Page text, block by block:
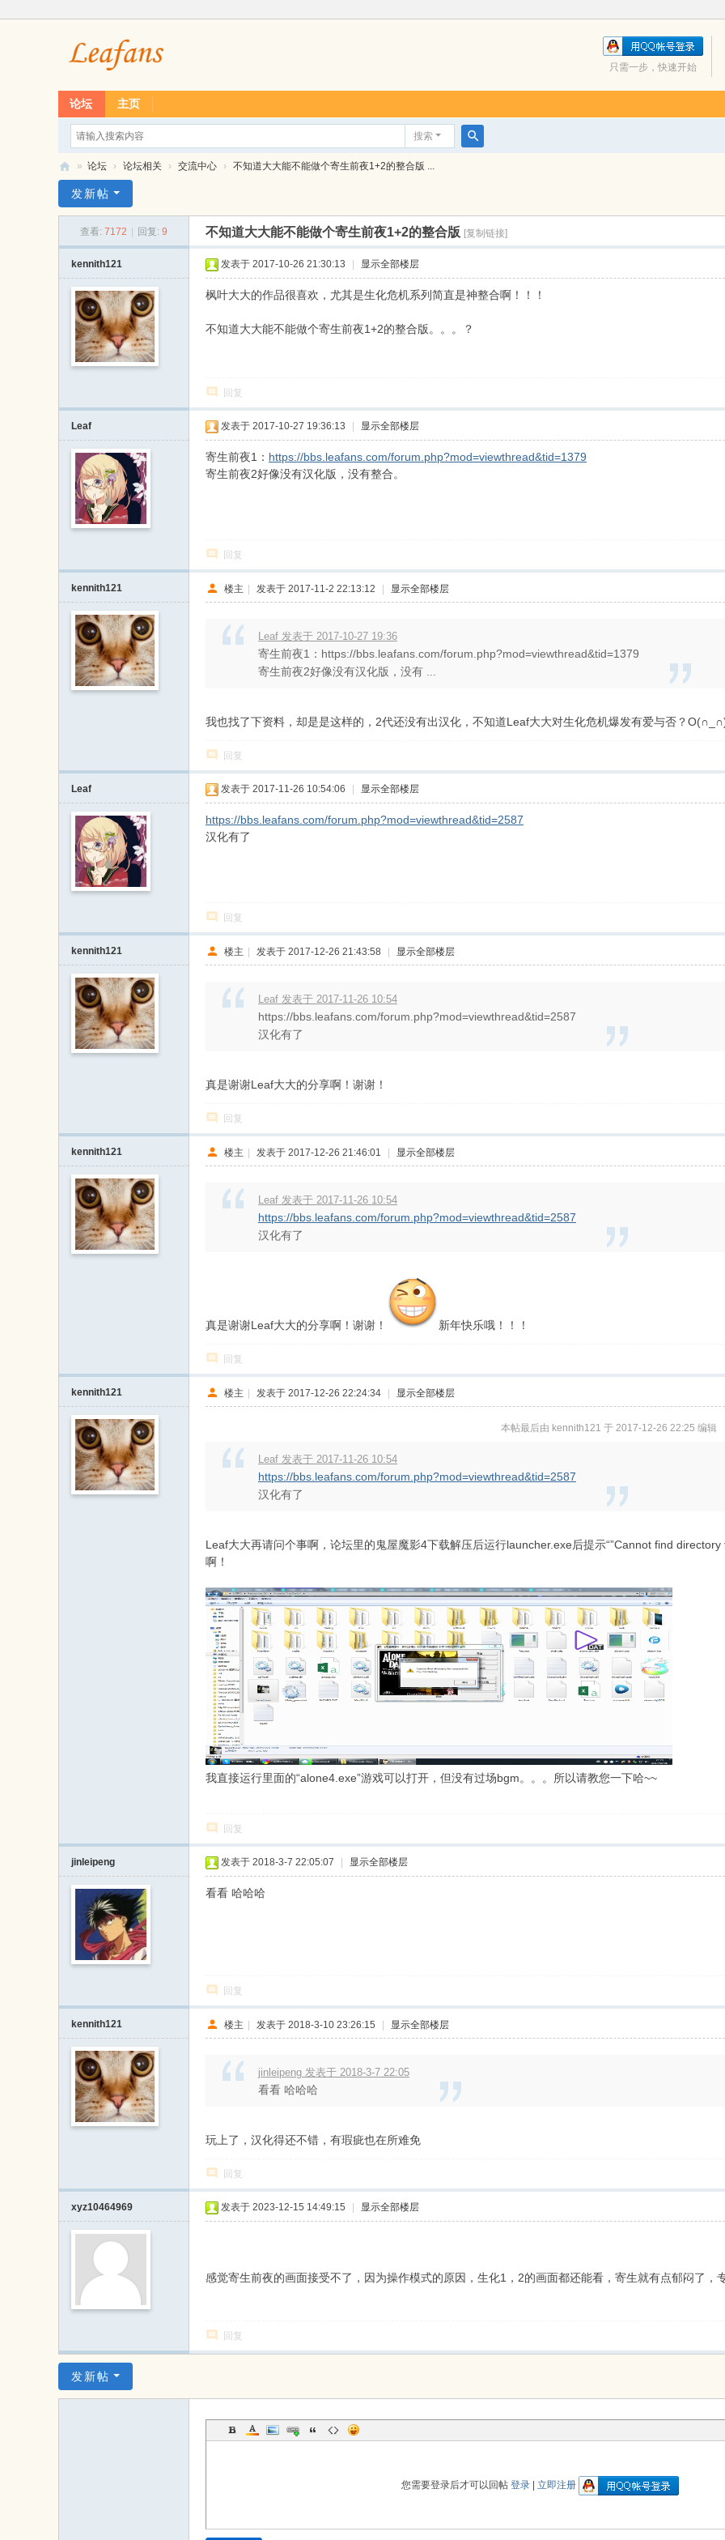
只需一步，快速开始
论坛 主页
搜索
ea
» 论坛 › 论坛相关 › 交流中心 › 不知道大大能不能做个寄生前夜1+2的整合版 ...
发新帖
查看: 7172 回复: 9 不知道大大能不能做个寄生前夜1+2的整合版 [复制链接]
kennith121 发表于 2017-10-26 21:30:13 显示全部楼层
枫叶大大的作品很喜欢，尤其是生化危机系列简直是神整合啊！！！
不知道大大能不能做个寄生前夜1+2的整合版。。。？
回复
Leaf 发表于 2017-10-27 19:36:13 显示全部楼层
寄生前夜1： https://bbs.leafans.com/forum.php?mod=viewthread&tid=1379
寄生前夜2好像没有汉化版，没有整合。
回复
kennith121 楼主 | 发表于 2017-11-2 22:13:12 | 显示全部楼层
Leaf 发表于 2017-10-27 19:36
寄生前夜1：https://bbs.leafans.com/forum.php?mod=viewthread&tid=1379
寄生前夜2好像没有汉化版，没有 ...
我也找了下资料，却是是这样的，2代还没有出汉化，不知道Leaf大大对生化危机爆发有爱与否？
回复
Leaf 发表于 2017-11-26 10:54:06 显示全部楼层
https://bbs.leafans.com/forum.php?mod=viewthread&tid=2587
汉化有了
回复
kennith121 楼主 | 发表于 2017-12-26 21:43:58 | 显示全部楼层
Leaf 发表于 2017-11-26 10:54
https://bbs.leafans.com/forum.php?mod=viewthread&tid=2587
汉化有了
真是谢谢Leaf大大的分享啊！谢谢！
回复
kennith121 楼主 | 发表于 2017-12-26 21:46:01 | 显示全部楼层
Leaf 发表于 2017-11-26 10:54
https://bbs.leafans.com/forum.php?mod=viewthread&tid=2587
汉化有了
真是谢谢Leaf大大的分享啊！谢谢！ 新年快乐哦！！！
回复
kennith121 楼主 | 发表于 2017-12-26 22:24:34 | 显示全部楼层
本帖最后由 kennith121 于 2017-12-26 22:25 编辑
Leaf 发表于 2017-11-26 10:54
https://bbs.leafans.com/forum.php?mod=viewthread&tid=2587
汉化有了
Leaf大大再请问个事啊，论坛里的鬼屋魔影4下载解压后运行launcher.exe后提示“”Cannot find
啊！
我直接运行里面的“alone4.exe”游戏可以打开，但没有过场bgm。。。所以请教您一下哈~~
回复
jinleipeng 发表于 2018-3-7 22:05:07 显示全部楼层
看看 哈哈哈
回复
kennith121 楼主 | 发表于 2018-3-10 23:26:15 | 显示全部楼层
jinleipeng 发表于 2018-3-7 22:05
看看 哈哈哈
玩上了，汉化得还不错，有瑕疵也在所难免
回复
xyz10464969 发表于 2023-12-15 14:49:15 显示全部楼层
感觉寄生前夜的画面接受不了，因为操作模式的原因，生化1，2的画面都还能看，寄生就有点郁闷了，
回复
发新帖
您需要登录后才可以回帖 登录 立即注册